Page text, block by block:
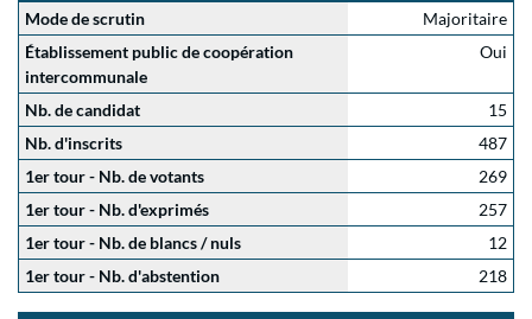
Mode de scrutin
Majoritaire
Établissement public de coopération
intercommunale
Oui
Nb. de candidat
15
Nb. d'inscrits
487
1er tour - Nb. de votants
269
1er tour - Nb. d'exprimés
257
1er tour - Nb. de blancs / nuls
12
1er tour - Nb. d'abstention
218